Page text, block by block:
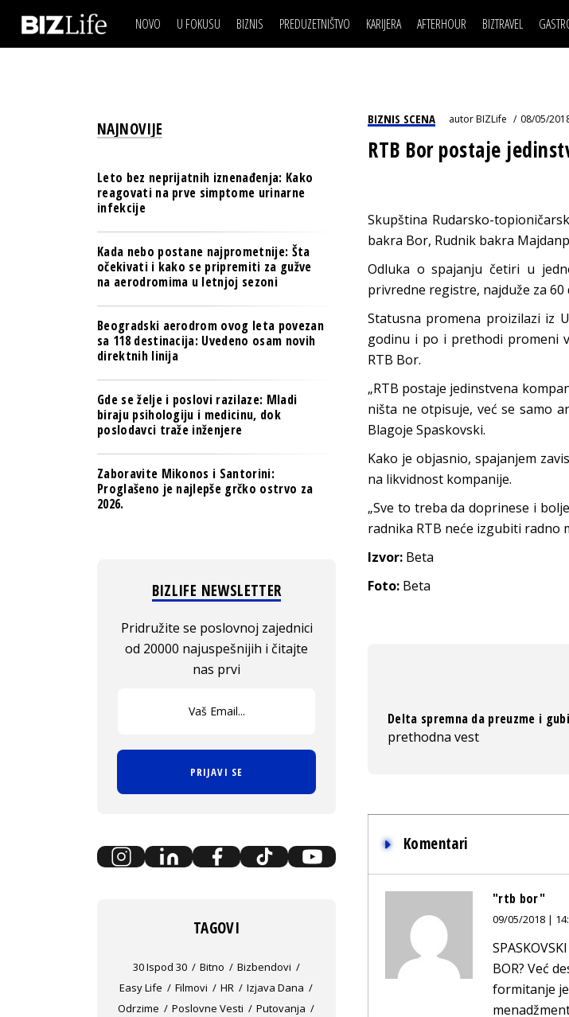
NOVO U FOKUSU BIZNIS
BREND I KOMUNIKACIJE
BANKE
TECH I AI
BIZNIS & SPORT
PULS REGIONA
NOVO NA RAFU
PREDUZETNIŠTVO KARIJERA
MOJ UGAO
USAVRŠAVANJE
AFTERHOUR
AUTO SVET
STIL
BIZTRAVEL
IZJAVA DANABIZNIS SCENA
OSIGURANJE
TECH I AI
PULS REGIONA
NOVO NA RAFU
POSAO
USAVRŠAVANJE
KNOW-HOW
FILM I SCENA
STIL
WELLBEING
BIZNIS SCENA autorBIZLife 08/05/
RTB Bor postaje
Skupština Rudarsko-
bakra Bor, Rudnik bakra
Odluka o spajanju četiri u
privredne registre, najduže za 60
Statusna promena proizilazi iz
godinu i po i prethodi promeni
RTB Bor.
„RTB postaje jedinstvena
ništa ne otpisuje, već se samo
Blagoje Spaskovski.
Kako je objasnio, spajanjem
na likvidnost kompanije.
„Sve to treba da doprinese i
radnika RTB neće izgubiti radno
Izvor: Beta
Foto: Beta
Delta spremna da preuzme i
prethodna vest
Komentari
"rtb bor"
09/05/2018 |
BOR? Već
formitanje
NAJNOVIJE
Leto bez neprijatnih iznenađenja: Kako
reagovati na prve simptome urinarne
infekcije
Kada nebo postane najprometnije: Šta
očekivati i kako se pripremiti za gužve
na aerodromima u letnjoj sezoni
Beogradski aerodrom ovog leta povezan
sa 118 destinacija: Uvedeno osam novih
direktnih linija
Gde se želje i poslovi razilaze: Mladi
biraju psihologiju i medicinu, dok
poslodavci traže inženjere
Zaboravite Mikonos i Santorini:
Proglašeno je najlepše grčko ostrvo za
2026.
BIZLIFE NEWSLETTER
Pridružite se poslovnoj zajednici
od 20000 najuspešnijih i čitajte
nas prvi
PRIJAVI SE
TAGOVI
30 Ispod 30 Bitno
Bizbendovi
Easy Life
Filmovi HR
Izjava Dana
Odrzime
Poslovne Vesti
Putovanja